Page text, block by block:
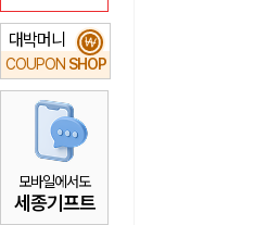
대박머니
COUPON SHOP
₩
모바일에서도
세종기프트